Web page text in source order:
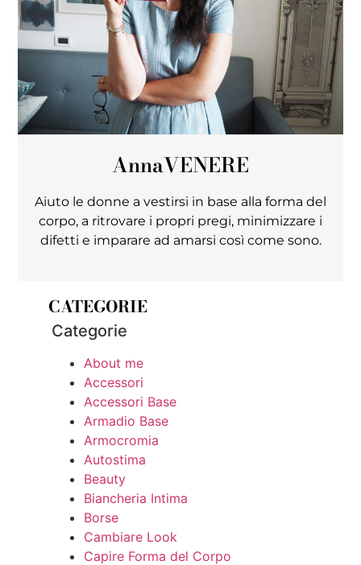
AnnaVENERE
Aiuto le donne a vestirsi in base alla forma del
corpo, a ritrovare i propri pregi, minimizzare i
difetti e imparare ad amarsi così come sono.
CATEGORIE
Categorie
About me
Accessori
Accessori Base
Armadio Base
Armocromia
Autostima
Beauty
Biancheria Intima
Borse
Cambiare Look
Capire Forma del Corpo